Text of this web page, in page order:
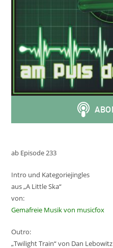
ab Episode 233
Intro und Kategoriejingles
aus „A Little Ska“
von:
Gemafreie Musik von musicfox
Outro:
„Twilight Train“ von Dan Lebowitz